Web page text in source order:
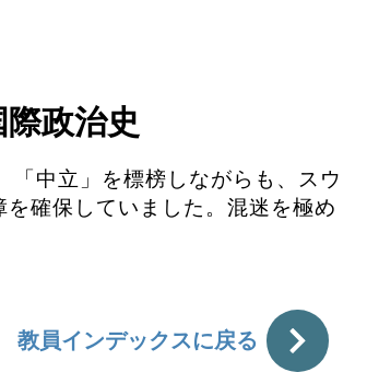
政治史
「中立」を標榜しながらも、スウ
確保していました。混迷を極め
教員インデックスに戻る